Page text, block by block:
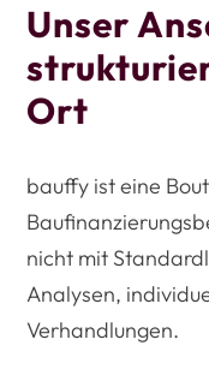
Unser
Ort
bauffy ist eine
nicht mit
Analysen,
Verhandlungen.